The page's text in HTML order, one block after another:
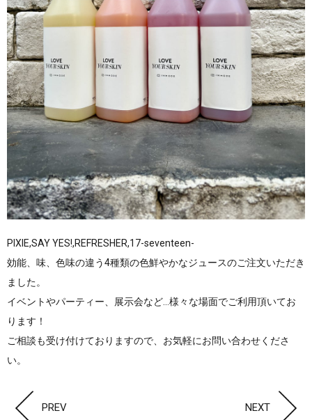
PIXIE,SAY YES!,REFRESHER,17-seventeen-
効能、味、色味の違う4種類の色鮮やかなジュースのご注文いただき
ました。
イベントやパーティー、展示会など...様々な場面でご利用頂いてお
ります！
ご相談も受け付けておりますので、お気軽にお問い合わせくださ
い。
PREV NEXT